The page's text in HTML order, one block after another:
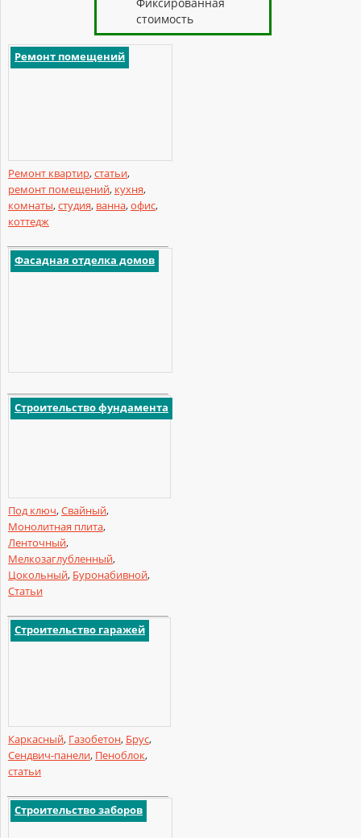
стоимость
Ремонт помещений
Ремонт квартир,статьи,
ремонт помещений, кухня,
комнаты,студия, ванна,офис,
коттедж
Фасадная отделка домов
Строительство фундамента
Под ключ,Свайный,
Монолитная плита,
Ленточный,
Мелкозаглубленный,
Цокольный, Буронабивной,
Статьи
Строительство гаражей
Каркасный, Газобетон, Брус,
Сендвич-панели, Пеноблок,
статьи
Строительство заборов